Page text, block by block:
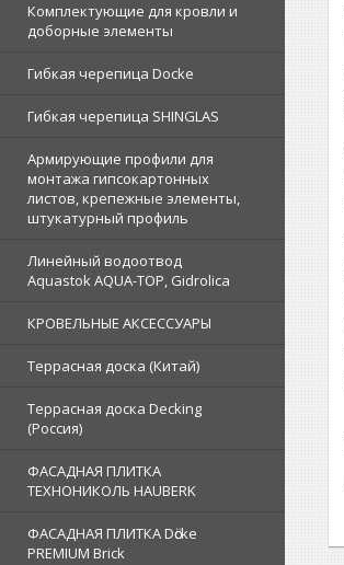
Комплектующие для кровли и
доборные элементы
Гибкая черепица Docke
Гибкая черепица SHINGLAS
Армирующие профили для
монтажа гипсокартонных
листов, крепежные элементы,
штукатурный профиль
Линейный водоотвод
Aquastok AQUA-TOP, Gidrolica
КРОВЕЛЬНЫЕ АКСЕССУАРЫ
Террасная доска (Китай)
Террасная доска Decking
(Россия)
ФАСАДНАЯ ПЛИТКА
ТЕХНОНИКОЛЬ HAUBERK
ФАСАДНАЯ ПЛИТКА Dӧcke
PREMIUM Brick